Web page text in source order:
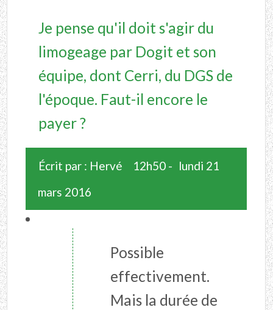
Je pense qu'il doit s'agir du
limogeage par Dogit et son
équipe, dont Cerri, du DGS de
l'époque. Faut-il encore le
payer ?
Écrit par : Hervé 12h50 - lundi 21
mars 2016
Possible
effectivement.
Mais la durée de